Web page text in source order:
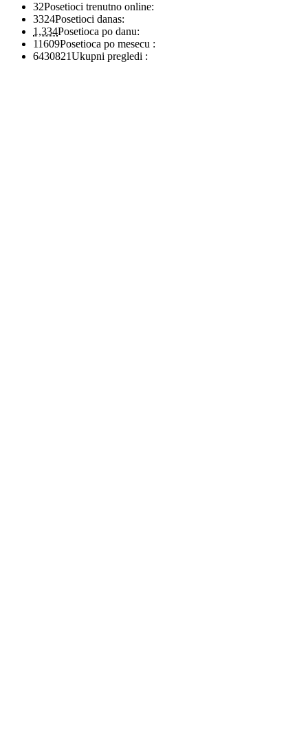
32Posetioci trenutno online:
3324Posetioci danas:
1,334Posetioca po danu:
11609Posetioca po mesecu :
6430821Ukupni pregledi :